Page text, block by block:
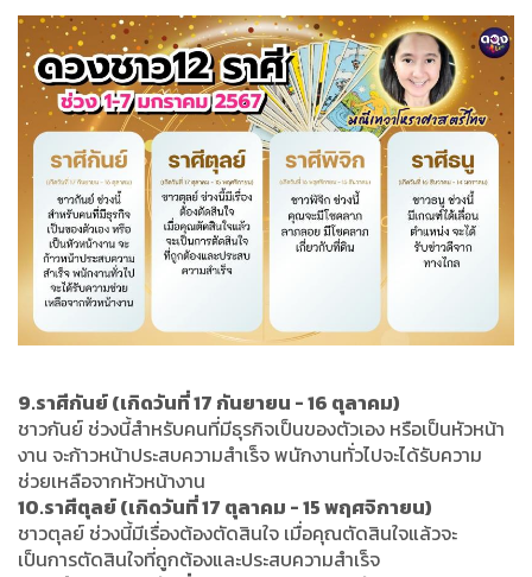
9.ราศีกันย์ (เกิดวันที่ 17 กันยายน - 16 ตุลาคม)
ชาวกันย์ ช่วงนี้สำหรับคนที่มีธุรกิจเป็นของตัวเอง หรือเป็นหัวหน้า
งาน จะก้าวหน้าประสบความสำเร็จ พนักงานทั่วไปจะได้รับความ
ช่วยเหลือจากหัวหน้างาน
10.ราศีตุลย์ (เกิดวันที่ 17 ตุลาคม - 15 พฤศจิกายน)
ชาวตุลย์ ช่วงนี้มีเรื่องต้องตัดสินใจ เมื่อคุณตัดสินใจแล้วจะ
เป็นการตัดสินใจที่ถูกต้องและประสบความสำเร็จ